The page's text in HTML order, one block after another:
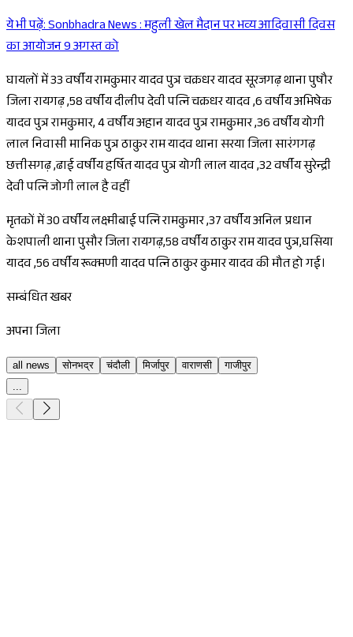
Sponsored
ये भी पढ़ें:Sonbhadra News : महुली खेल मैदान पर भव्य आदिवासी दिवस
का आयोजन 9 अगस्त को
घायलों में 33 वर्षीय रामकुमार यादव पुत्र चक्रधर यादव सूरजगढ़ थाना पुषौर
जिला रायगढ़ ,58 वर्षीय दीलीप देवी पत्नि चक्रधर यादव ,6 वर्षीय अभिषेक
यादव पुत्र रामकुमार, 4 वर्षीय अहान यादव पुत्र रामकुमार ,36 वर्षीय योगी
लाल निवासी मानिक पुत्र ठाकुर राम यादव थाना सरया जिला सारंगगढ़
छत्तीसगढ़ ,ढाई वर्षीय हर्षित यादव पुत्र योगी लाल यादव ,32 वर्षीय सुरेन्द्री
देवी पत्नि जोगी लाल है वहीं
मृतकों में 30 वर्षीय लक्ष्मीबाई पत्नि रामकुमार ,37 वर्षीय अनिल प्रधान
केशपाली थाना पुसौर जिला रायगढ़,58 वर्षीय ठाकुर राम यादव पुत्र,घसिया
यादव ,56 वर्षीय रूक्मणी यादव पत्नि ठाकुर कुमार यादव की मौत हो गई।
सम्बंधित खबर
अपना जिला
all news सोनभद्र चंदौली मिर्जापुर वाराणसी
गाजीपुर
...